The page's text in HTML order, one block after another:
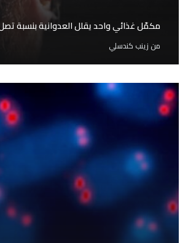
مكمّل غذائي واحد يقلل العدوانية بنسبة تصل
من زينب كندسلي